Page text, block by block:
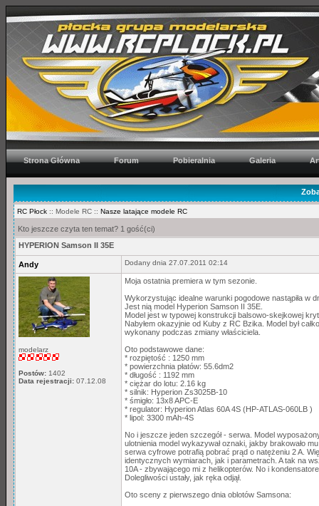
Strona Główna Forum Pobieralnia Galeria
RC Płock :: Modele RC :: Nasze latające modele RC
Kto jeszcze czyta ten temat? 1 gość(ci)
HYPERION Samson II 35E
Andy Dodany dnia 27.07.2011 02:14
modelarz
Postów: 1402
Data rejestracji: 07.12.08
Moja ostatnia premiera w tym sezonie.
Wykorzystując idealne warunki pogodowe nastąpiła w
Jest nią model Hyperion Samson II 35E.
Model jest w typowej konstrukcji balsowo-skejkowej
Nabyłem okazyjnie od Kuby z RC Bzika. Model był
wykonany podczas zmiany właściciela.
Oto podstawowe dane:
* rozpiętość : 1250 mm
* powierzchnia płatów: 55.6dm2
* długość : 1192 mm
* ciężar do lotu: 2.16 kg
* silnik: Hyperion Zs3025B-10
* śmigło: 13x8 APC-E
* regulator: Hyperion Atlas 60A 4S (HP-ATLAS-060LB )
* lipol: 3300 mAh-4S
No i jeszcze jeden szczegół - serwa. Model
ulotnienia model wykazywał oznaki, jakby brakowało
serwa cyfrowe potrafią pobrać prąd o natężeniu 2 A.
identycznych wymiarach, jak i parametrach. A tak na
10A - zbywającego mi z helikopterów. No i
Dolegliwości ustały, jak ręka odjął.
Oto sceny z pierwszego dnia oblotów Samsona: